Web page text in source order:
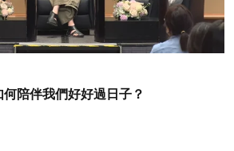
陪伴我們好好過日子？